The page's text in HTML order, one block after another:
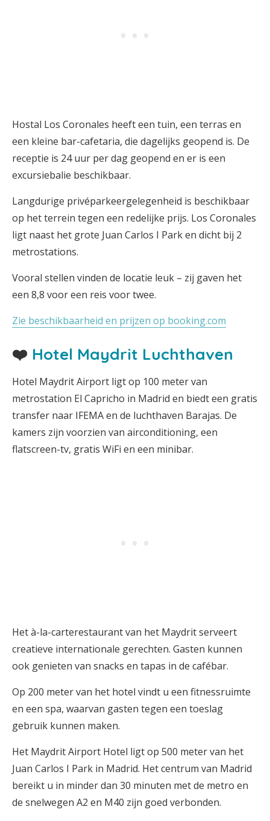
Hostal Los Coronales heeft een tuin, een terras en
een kleine bar-cafetaria, die dagelijks geopend is. De
receptie is 24 uur per dag geopend en er is een
excursiebalie beschikbaar.
Langdurige privéparkeergelegenheid is beschikbaar
op het terrein tegen een redelijke prijs. Los Coronales
ligt naast het grote Juan Carlos I Park en dicht bij 2
metrostations.
Vooral stellen vinden de locatie leuk – zij gaven het
een 8,8 voor een reis voor twee.
Zie beschikbaarheid en prijzen op booking.com
❤️ Hotel Maydrit Luchthaven
Hotel Maydrit Airport ligt op 100 meter van
metrostation El Capricho in Madrid en biedt een gratis
transfer naar IFEMA en de luchthaven Barajas. De
kamers zijn voorzien van airconditioning, een
flatscreen-tv, gratis WiFi en een minibar.
Het à-la-carterestaurant van het Maydrit serveert
creatieve internationale gerechten. Gasten kunnen
ook genieten van snacks en tapas in de cafébar.
Op 200 meter van het hotel vindt u een fitnessruimte
en een spa, waarvan gasten tegen een toeslag
gebruik kunnen maken.
Het Maydrit Airport Hotel ligt op 500 meter van het
Juan Carlos I Park in Madrid. Het centrum van Madrid
bereikt u in minder dan 30 minuten met de metro en
de snelwegen A2 en M40 zijn goed verbonden.